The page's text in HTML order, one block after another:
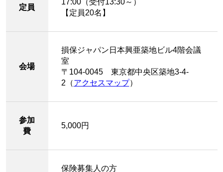
定員
17:00（受付13:30～）
【定員20名】
会場
損保ジャパン日本興亜築地ビル4階会議
室
〒104-0045 東京都中央区築地3-4-
2（アクセスマップ）
参加
費
5,000円
保険募集人の方